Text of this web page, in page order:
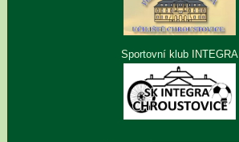
Sportovní klub INTEGRA